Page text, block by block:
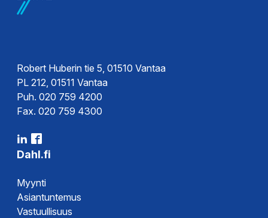
Robert Huberin tie 5, 01510 Vantaa
PL 212, 01511 Vantaa
Puh. 020 759 4200
Fax. 020 759 4300
Dahl.fi
Myynti
Asiantuntemus
Vastuullisuus